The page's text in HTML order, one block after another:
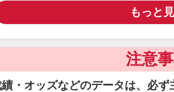
もっと
注意
・オッズなどのデータは、必